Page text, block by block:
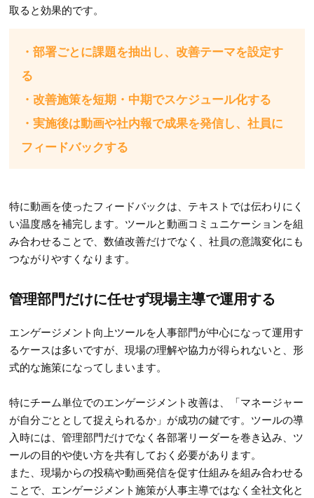
取ると効果的です。
・部署ごとに課題を抽出し、改善テーマを設定す
る
・改善施策を短期・中期でスケジュール化する
・実施後は動画や社内報で成果を発信し、社員に
フィードバックする
特に動画を使ったフィードバックは、テキストでは伝わりにく
い温度感を補完します。ツールと動画コミュニケーションを組
み合わせることで、数値改善だけでなく、社員の意識変化にも
つながりやすくなります。
管理部門だけに任せず現場主導で運用する
エンゲージメント向上ツールを人事部門が中心になって運用す
るケースは多いですが、現場の理解や協力が得られないと、形
式的な施策になってしまいます。
特にチーム単位でのエンゲージメント改善は、「マネージャー
が自分ごととして捉えられるか」が成功の鍵です。ツールの導
入時には、管理部門だけでなく各部署リーダーを巻き込み、ツ
ールの目的や使い方を共有しておく必要があります。
また、現場からの投稿や動画発信を促す仕組みを組み合わせる
ことで、エンゲージメント施策が人事主導ではなく全社文化と